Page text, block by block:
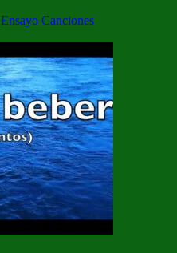
Ensayo Canciones